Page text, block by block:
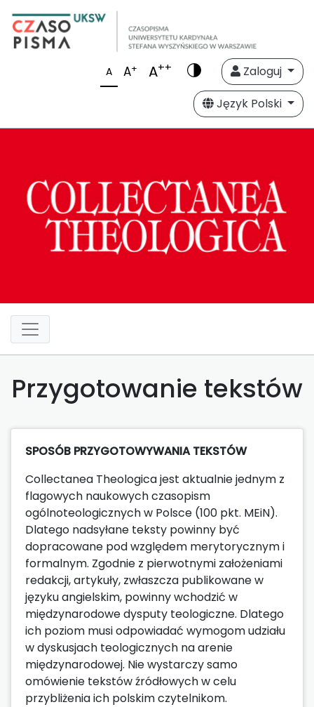
A A+ A++
Zaloguj
Język Polski
Przygotowanie tekstów
SPOSÓB PRZYGOTOWYWANIA TEKSTÓW
Collectanea Theologica jest aktualnie jednym z
flagowych naukowych czasopism
ogólnoteologicznych w Polsce (100 pkt. MEiN).
Dlatego nadsyłane teksty powinny być
dopracowane pod względem merytorycznym i
formalnym. Zgodnie z pierwotnymi założeniami
redakcji, artykuły, zwłaszcza publikowane w
języku angielskim, powinny wchodzić w
międzynarodowe dysputy teologiczne. Dlatego
ich poziom musi odpowiadać wymogom udziału
w dyskusjach teologicznych na arenie
międzynarodowej. Nie wystarczy samo
omówienie tekstów źródłowych w celu
przybliżenia ich polskim czytelnikom.